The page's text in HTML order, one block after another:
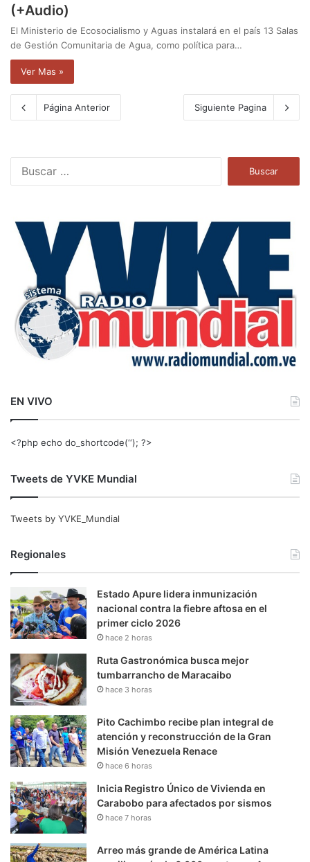
(+Audio)
El Ministerio de Ecosocialismo y Aguas instalará en el país 13 Salas
de Gestión Comunitaria de Agua, como política para…
Ver Mas »
Página Anterior Siguiente Pagina
a
EN VIVO
<?php echo do_shortcode(‘‘); ?>
Tweets de YVKE Mundial
Tweets by YVKE_Mundial
Regionales
Estado Apure lidera inmunización
nacional contra la fiebre aftosa en el
primer ciclo 2026
hace 2 horas
Ruta Gastronómica busca mejor
tumbarrancho de Maracaibo
hace 3 horas
Pito Cachimbo recibe plan integral de
atención y reconstrucción de la Gran
Misión Venezuela Renace
hace 6 horas
Inicia Registro Único de Vivienda en
Carabobo para afectados por sismos
hace 7 horas
Arreo más grande de América Latina